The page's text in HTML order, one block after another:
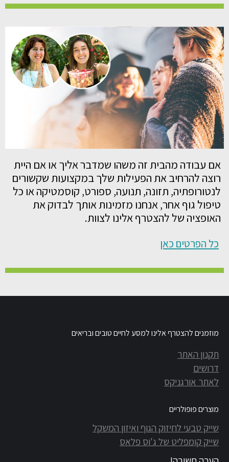
אם עבודה מהבית זה משהו שמדבר אליך או אם היית
רוצה להרחיב את הפעילות שלך במקצועות שקשורים
לנטורופתיה, תזונה, תנועה, ספורט, קוסמטיקה או כל
טיפול גוף אחר,אנחנו מזמינות אותך לבדוק את
האופציה של להצטרף אלינו לצוות.
כל הפרטים כאן
מוזמנים להצטרף אלינו למסע לחיים טובים ובריאים
תקנון האתר
דרושים
לאתר אורגניקס
מוצרים פופולריים
שייק טבעי לחיזוק הגוף ואיזון המשקל
שייק קומפליט של ג'וס פלאס